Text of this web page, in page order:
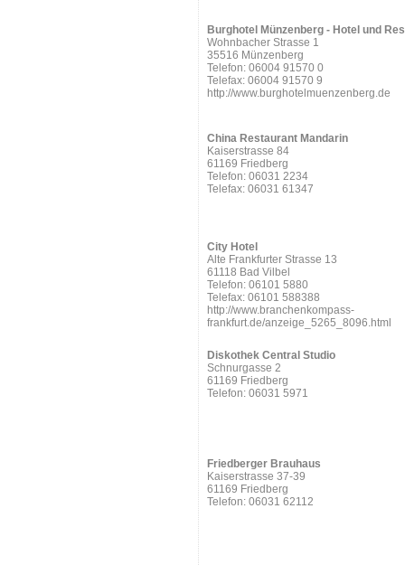
Burghotel Münzenberg - Hotel und
Wohnbacher Strasse 1
35516 Münzenberg
Telefon: 06004 91570 0
Telefax: 06004 91570 9
http://www.burghotelmuenzenberg.de
China Restaurant Mandarin
Kaiserstrasse 84
61169 Friedberg
Telefon: 06031 2234
Telefax: 06031 61347
City Hotel
Alte Frankfurter Strasse 13
61118 Bad Vilbel
Telefon: 06101 5880
Telefax: 06101 588388
http://www.branchenkompass-
frankfurt.de/anzeige_5265_8096.html
Diskothek Central Studio
Schnurgasse 2
61169 Friedberg
Telefon: 06031 5971
Friedberger Brauhaus
Kaiserstrasse 37-39
61169 Friedberg
Telefon: 06031 62112